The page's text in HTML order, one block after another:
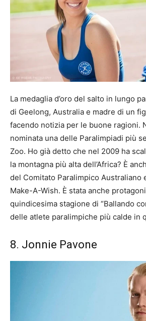
La medaglia d’oro del salto in lungo
di Geelong, Australia e madre di un
facendo notizia per le buone ragioni.
nominata una delle Paralimpiadi più
Zoo. Ho già detto che nel 2009 ha
la montagna più alta dell’Africa? È
del Comitato Paralimpico Australiano
Make-A-Wish. È stata anche
quindicesima stagione di “Ballando
delle atlete paralimpiche più calde in
8. Jonnie Pavone